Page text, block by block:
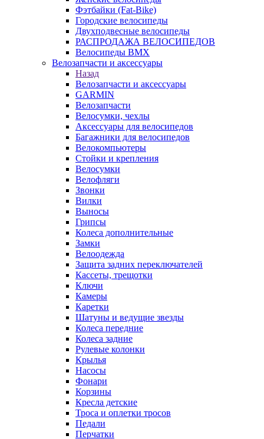
Фэтбайки (Fat-Bike)
Городские велосипеды
Двухподвесные велосипеды
РАСПРОДАЖА ВЕЛОСИПЕДОВ
Велосипеды BMX
Велозапчасти и аксессуары
Назад
Велозапчасти и аксессуары
GARMIN
Велозапчасти
Велосумки, чехлы
Аксессуары для велосипедов
Багажники для велосипедов
Велокомпьютеры
Стойки и крепления
Велосумки
Велофляги
Звонки
Вилки
Выносы
Грипсы
Колеса дополнительные
Замки
Велоодежда
Защита задних переключателей
Кассеты, трещотки
Ключи
Камеры
Каретки
Шатуны и ведущие звезды
Колеса передние
Колеса задние
Рулевые колонки
Крылья
Насосы
Фонари
Корзины
Кресла детские
Троса и оплетки тросов
Педали
Перчатки